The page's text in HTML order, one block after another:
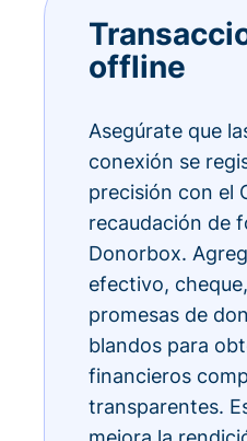
offline
Asegúrate que
conexión se
precisión con el
recaudación de
Donorbox.
efectivo,
promesas de
blandos para
financieros
transparentes.